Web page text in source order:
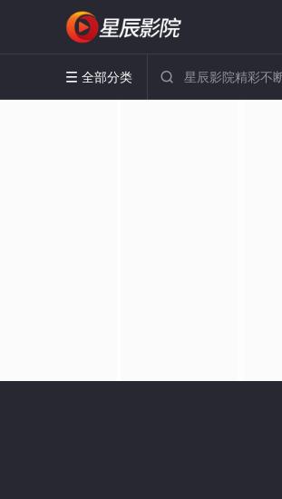
 全部分类 